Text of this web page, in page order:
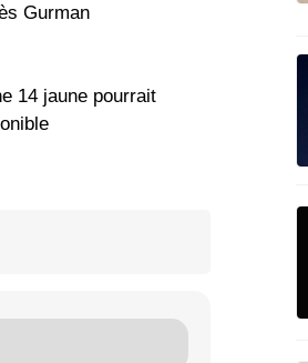
Gurman
14 jaune pourrait